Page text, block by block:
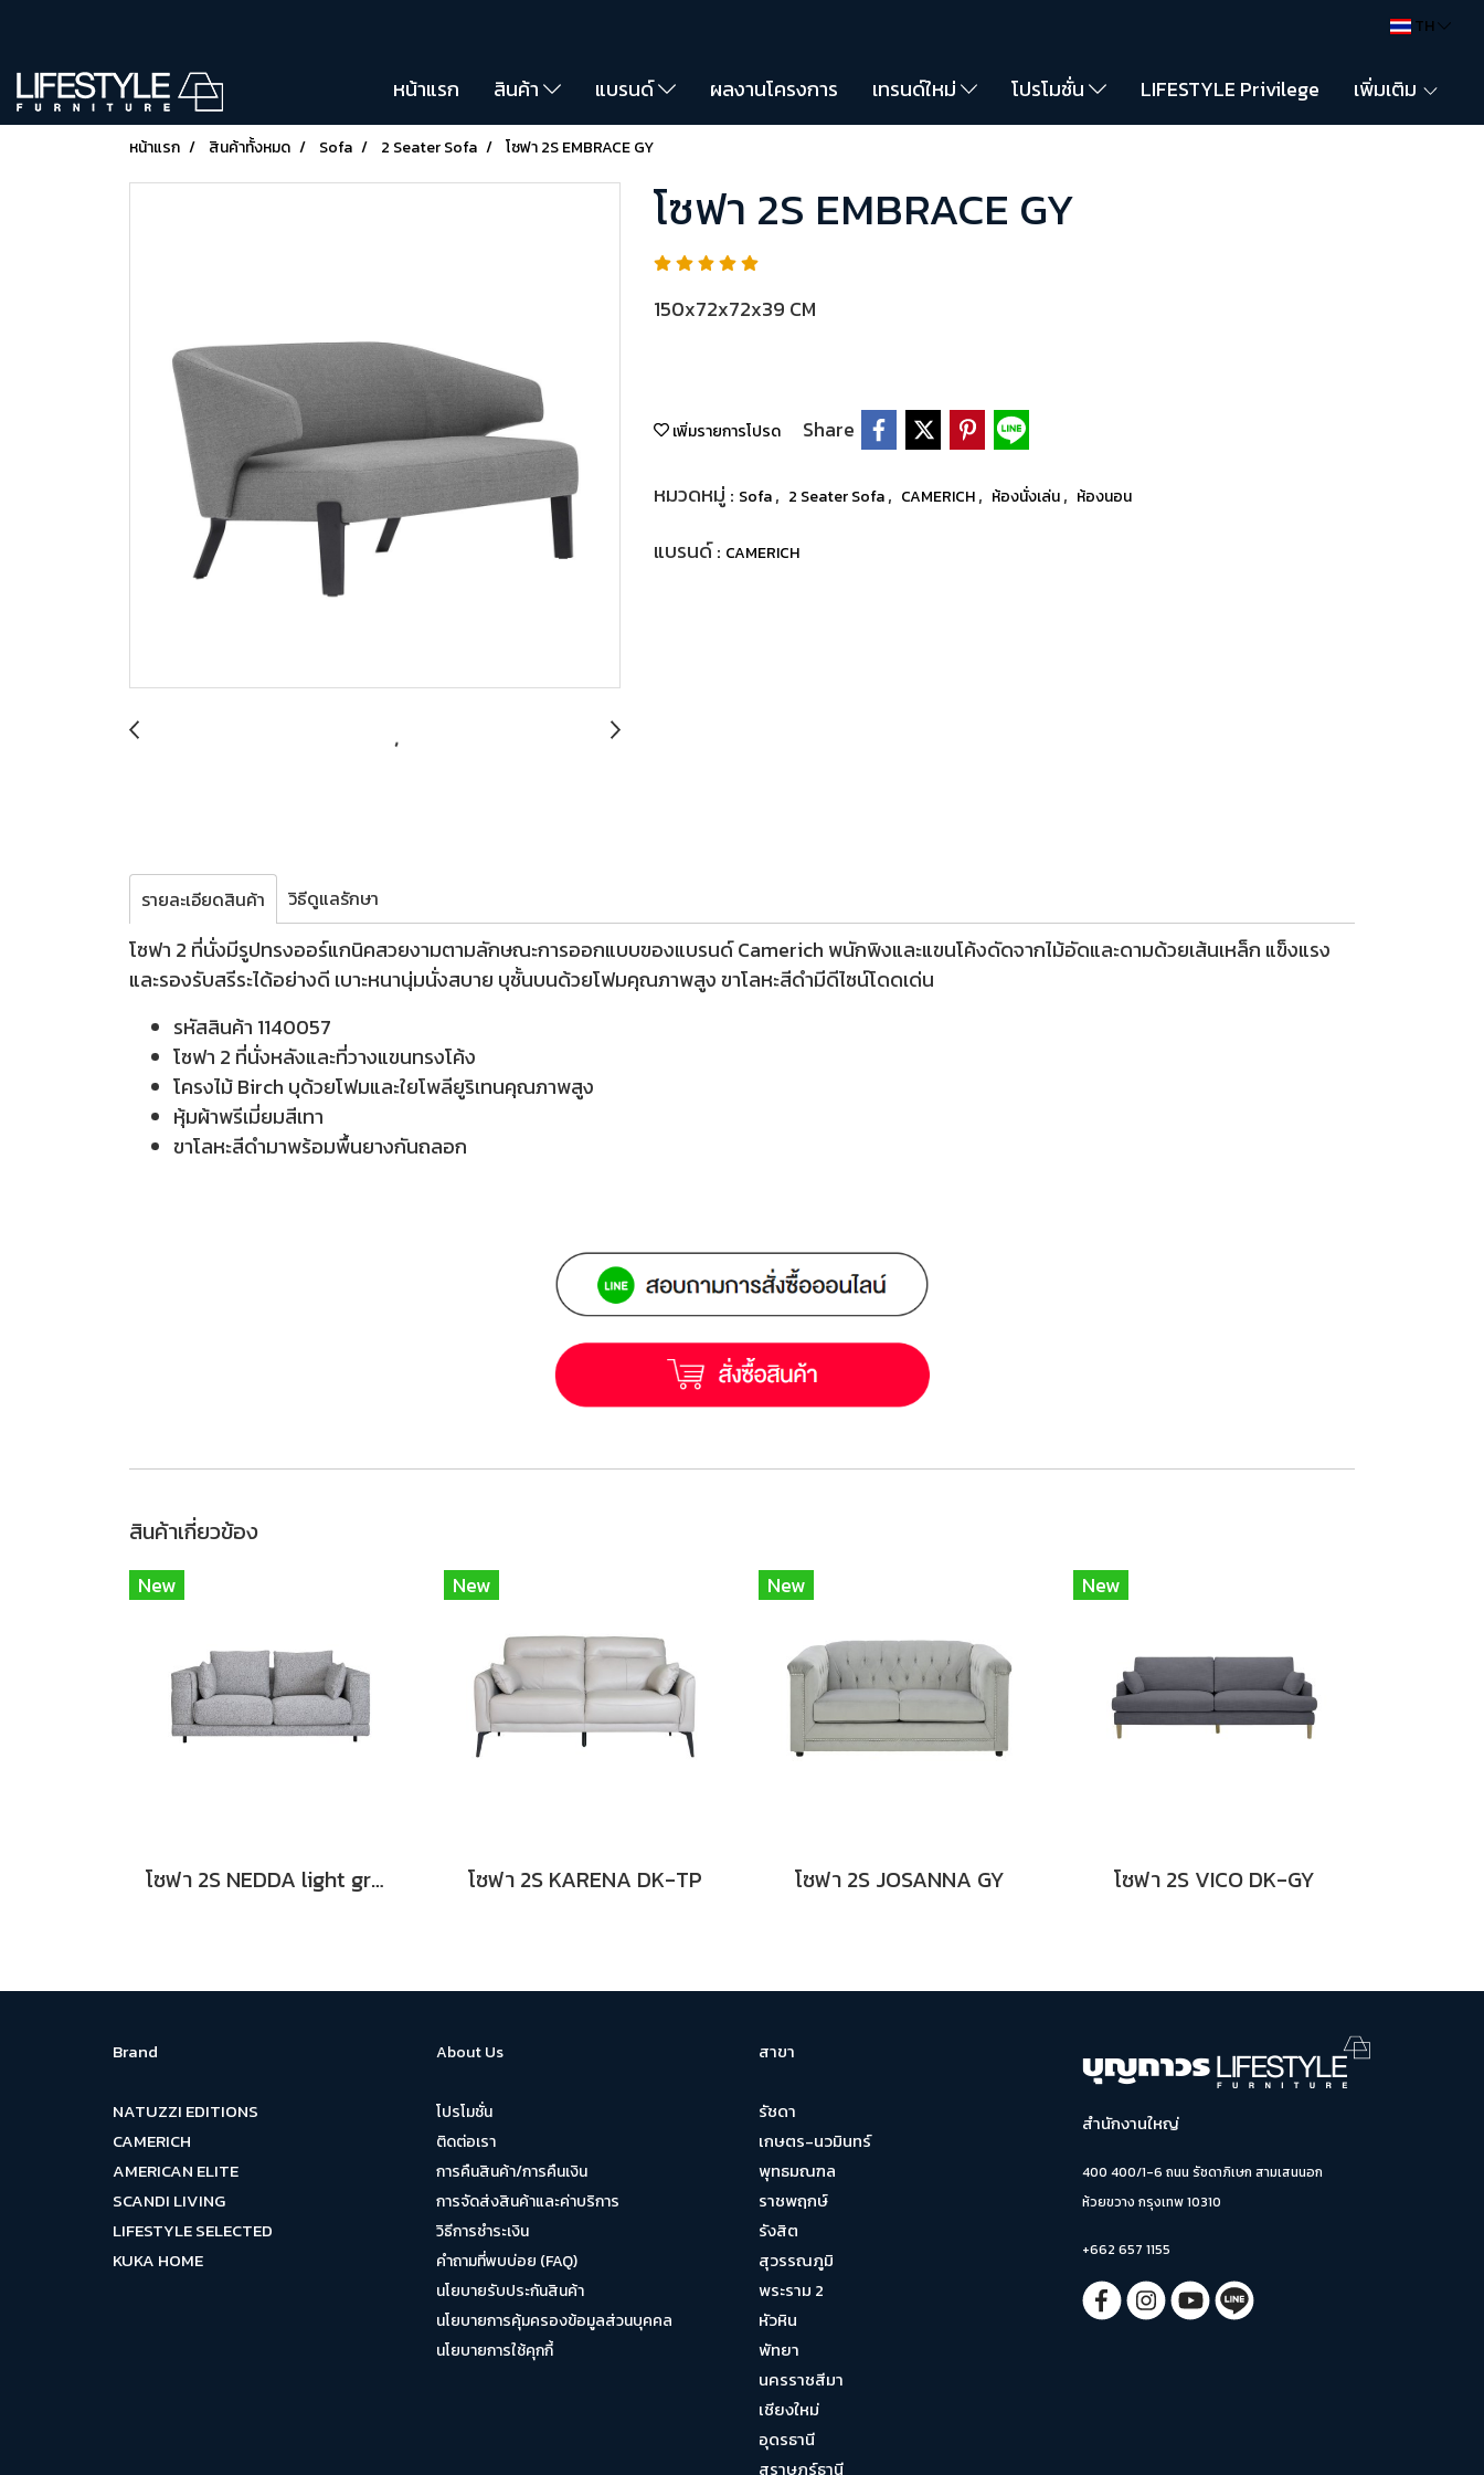
TH
หน้าแรก สินค้า แบรนด์ ผลงานโครงการ เทรนด์ใหม่ โปรโมชั่น LIFESTYLE Privilege เพิ่มเติม
หน้าแรก สินค้าทั้งหมด Sofa 2 Seater Sofa โซฟา 2S EMBRACE GY
โซฟา 2S EMBRACE GY
150x72x72x39 CM
เพิ่มรายการโปรด Share
หมวดหมู่ : Sofa, 2 Seater Sofa, CAMERICH, ห้องนั่งเล่น, ห้องนอน
แบรนด์ : CAMERICH
รายละเอียดสินค้า วิธีดูแลรักษา
โซฟา 2 ที่นั่งมีรูปทรงออร์แกนิคสวยงามตามลักษณะการออกแบบของแบรนด์ Camerich พนักพิงและแขนโค้งดัดจากไม้อัดและดามด้วยเส้นเหล็ก แข็งแรง
และรองรับสรีระได้อย่างดี เบาะหนานุ่มนั่งสบาย บุชั้นบนด้วยโฟมคุณภาพสูง ขาโลหะสีดำมีดีไซน์โดดเด่น
รหัสสินค้า 1140057
โซฟา 2 ที่นั่งหลังและที่วางแขนทรงโค้ง
โครงไม้ Birch บุด้วยโฟมและใยโพลียูริเทนคุณภาพสูง
หุ้มผ้าพรีเมี่ยมสีเทา
ขาโลหะสีดำมาพร้อมพื้นยางกันถลอก
สินค้าเกี่ยวข้อง
New
โซฟา 2S NEDDA light grey
New
โซฟา 2S KARENA DK-TP
New
โซฟา 2S JOSANNA GY
New
โซฟา 2S VICO DK-GY
Brand
NATUZZI EDITIONS
CAMERICH
AMERICAN ELITE
SCANDI LIVING
LIFESTYLE SELECTED
KUKA HOME
About Us
โปรโมชั่น
ติดต่อเรา
การคืนสินค้า/การคืนเงิน
การจัดส่งสินค้าและค่าบริการ
วิธีการชำระเงิน
คำถามที่พบบ่อย (FAQ)
นโยบายรับประกันสินค้า
นโยบายการคุ้มครองข้อมูลส่วนบุคคล
นโยบายการใช้คุกกี้
สาขา
รัชดา
เกษตร-นวมินทร์
พุทธมณฑล
ราชพฤกษ์
รังสิต
สุวรรณภูมิ
พระราม 2
หัวหิน
พัทยา
นครราชสีมา
เชียงใหม่
อุดรธานี
สุราษฎร์ธานี
สำนักงานใหญ่
400 400/1-6 ถนน รัชดาภิเษก สามเสนนอก
ห้วยขวาง กรุงเทพ 10310
+662 657 1155